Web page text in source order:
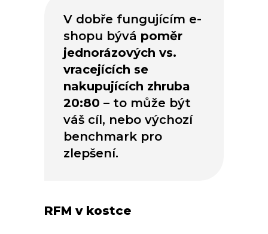
V dobře fungujícím e-
shopu bývá poměr
jednorázových vs.
vracejících se
nakupujících zhruba
20:80 – to může být
váš cíl, nebo výchozí
benchmark pro
zlepšení.
RFM v kostce